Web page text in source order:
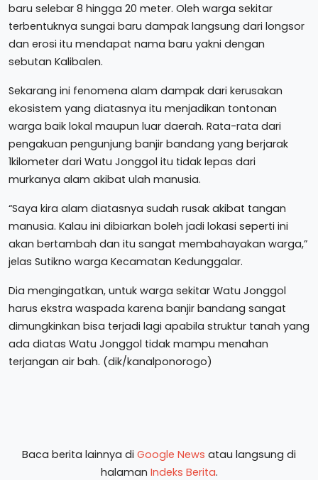
baru selebar 8 hingga 20 meter. Oleh warga sekitar
terbentuknya sungai baru dampak langsung dari longsor
dan erosi itu mendapat nama baru yakni dengan
sebutan Kalibalen.
Sekarang ini fenomena alam dampak dari kerusakan
ekosistem yang diatasnya itu menjadikan tontonan
warga baik lokal maupun luar daerah. Rata-rata dari
pengakuan pengunjung banjir bandang yang berjarak
1kilometer dari Watu Jonggol itu tidak lepas dari
murkanya alam akibat ulah manusia.
“Saya kira alam diatasnya sudah rusak akibat tangan
manusia. Kalau ini dibiarkan boleh jadi lokasi seperti ini
akan bertambah dan itu sangat membahayakan warga,”
jelas Sutikno warga Kecamatan Kedunggalar.
Dia mengingatkan, untuk warga sekitar Watu Jonggol
harus ekstra waspada karena banjir bandang sangat
dimungkinkan bisa terjadi lagi apabila struktur tanah yang
ada diatas Watu Jonggol tidak mampu menahan
terjangan air bah. (dik/kanalponorogo)
Baca berita lainnya di Google News atau langsung di
halaman Indeks Berita.